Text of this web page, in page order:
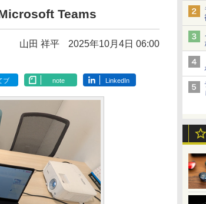
Teams
山田 祥平 2025年10月4日 06:00
ブ note LinkedIn